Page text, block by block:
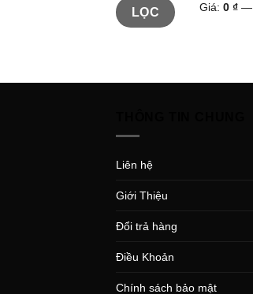
LỌC Giá: 0 ₫ —
Liên hệ
Giới Thiệu
Đổi trả hàng
Điều Khoản
Chính sách bảo mật